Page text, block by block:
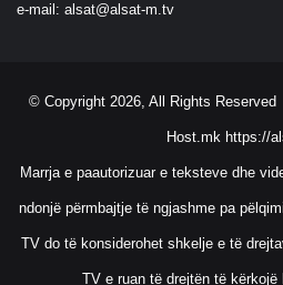
e-mail: alsat@alsat-m.tv
© Copyright 2026, All Rights
Host.mk https://
Marrja e paautorizuar e teksteve dhe
ndonjë përmbajtje të ngjashme pa
TV do të konsiderohet shkelje e të
TV e ruan të drejtën të kërkojë